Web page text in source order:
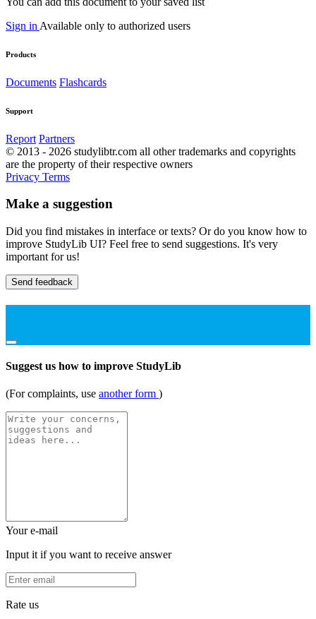
Sign in Available only to authorized users
Products
Documents Flashcards
Support
Report Partners
© 2013 - 2026 studylibtr.com all other trademarks and copyrights
are the property of their respective owners
Privacy Terms
Make a suggestion
Did you find mistakes in interface or texts? Or do you know how to
improve StudyLib UI? Feel free to send suggestions. It's very
important for us!
Send feedback
Suggest us how to improve StudyLib
(For complaints, use another form )
Your e-mail
Input it if you want to receive answer
Rate us